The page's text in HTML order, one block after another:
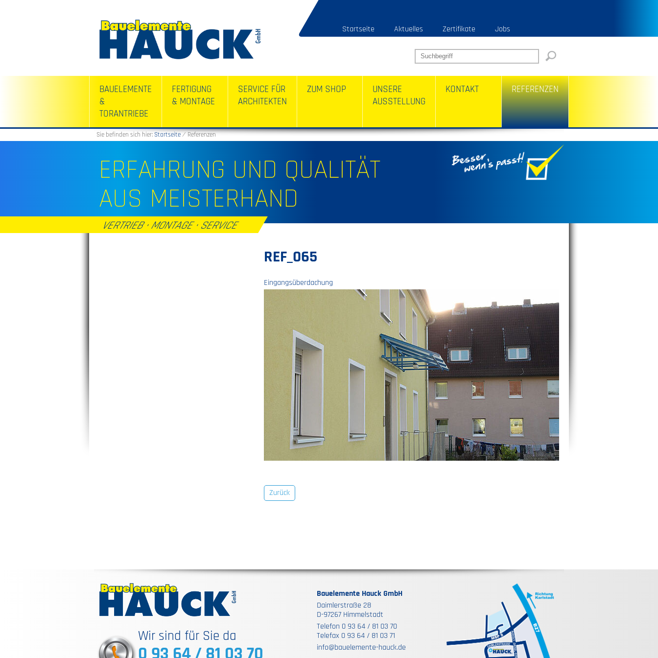
Startseite Aktuelles Zertifikate Jobs
BAUELEMENTE
&
TORANTRIEBE
FERTIGUNG
& MONTAGE
SERVICE FÜR
ARCHITEKTEN
ZUM SHOP
UNSERE
AUSSTELLUNG
KONTAKT REFERENZEN
Sie befinden sich hier: Startseite⁄ Referenzen
VERTRIEB · MONTAGE · SERVICE
ERFAHRUNG UND QUALITÄT
AUS MEISTERHAND
REF_065
Eingangsüberdachung
Zurück
Wir sind für Sie da
Bauelemente Hauck GmbH
Daimlerstraße 28
D-97267 Himmelstadt
Telefon 0 93 64 / 81 03 70
Telefax 0 93 64 / 81 03 71
info@bauelemente-hauck.de